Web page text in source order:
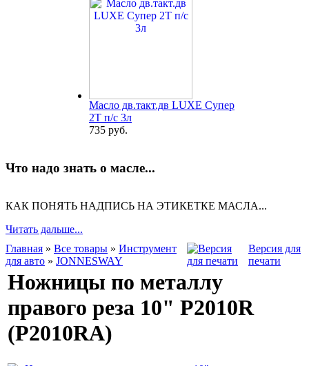
Масло дв.такт.дв LUXE Супер
2Т п/с 3л
735 руб.
Что надо знать о масле...
КАК ПОНЯТЬ НАДПИСЬ НА ЭТИКЕТКЕ МАСЛА...
Читать дальше...
Главная » Все товары » Инструмент
для авто » JONNESWAY
Версия для
печати
Ножницы по металлу
правого реза 10" P2010R
(P2010RA)